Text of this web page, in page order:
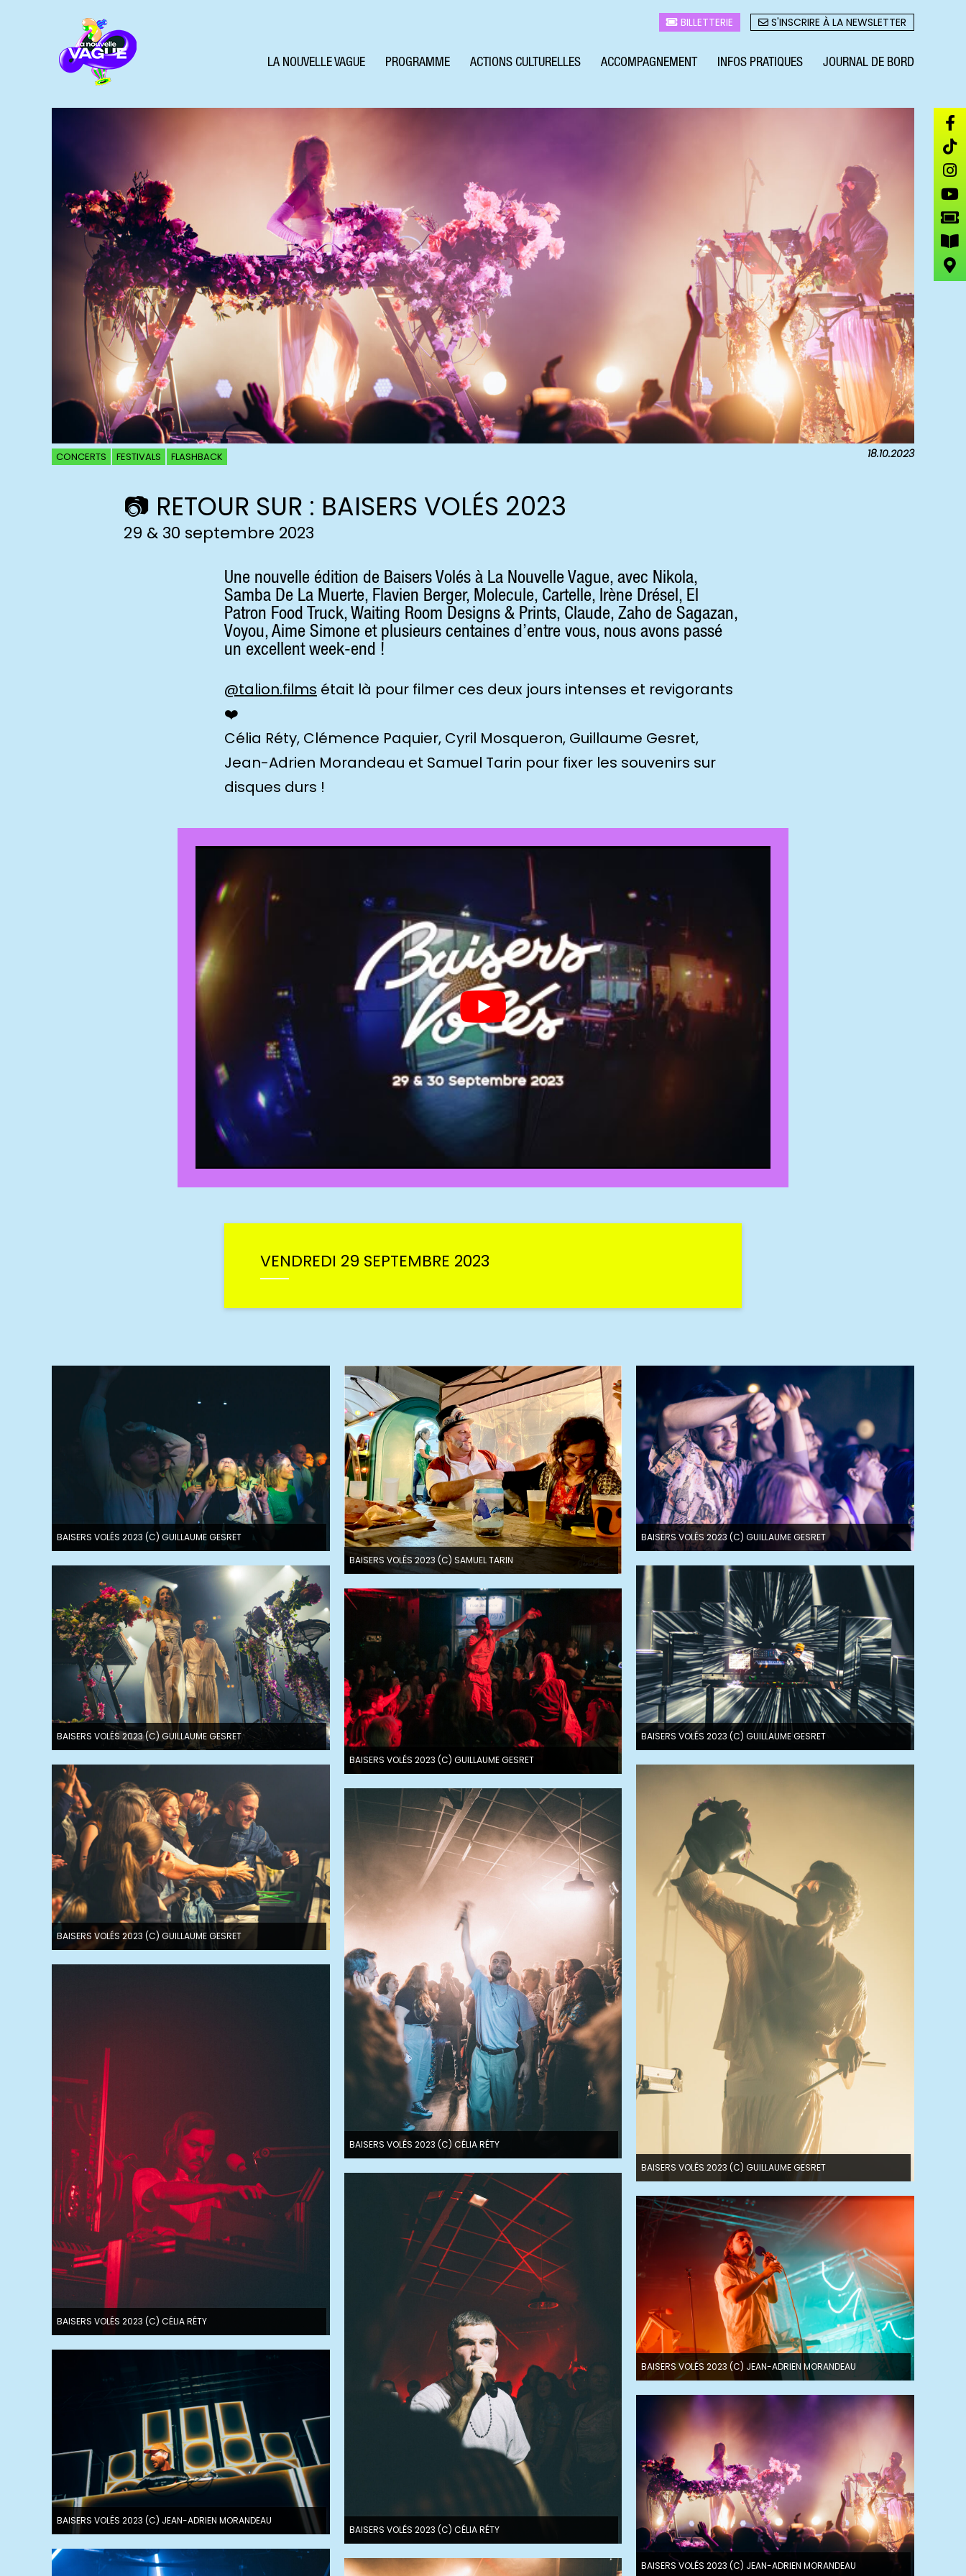
BILLETTERIE S'INSCRIRE À LA NEWSLETTER
LA NOUVELLE VAGUE PROGRAMME ACTIONS CULTURELLES ACCOMPAGNEMENT INFOS PRATIQUES JOURNAL DE BORD
CONCERTS FESTIVALS FLASHBACK 18.10.2023
📷 RETOUR SUR : BAISERS VOLÉS 2023
29 & 30 septembre 2023
Une nouvelle édition de Baisers Volés à La Nouvelle Vague, avec Nikola,
Samba De La Muerte, Flavien Berger, Molecule, Cartelle, Irène Drésel, El
Patron Food Truck, Waiting Room Designs & Prints, Claude, Zaho de Sagazan,
Voyou, Aime Simone et plusieurs centaines d’entre vous, nous avons passé
un excellent week-end !
@talion.films était là pour filmer ces deux jours intenses et revigorants
❤️
Célia Réty, Clémence Paquier, Cyril Mosqueron, Guillaume Gesret,
Jean-Adrien Morandeau et Samuel Tarin pour fixer les souvenirs sur
disques durs !
VENDREDI 29 SEPTEMBRE 2023
BAISERS VOLÉS 2023 (C) GUILLAUME GESRET
BAISERS VOLÉS 2023 (C) SAMUEL TARIN
BAISERS VOLÉS 2023 (C) GUILLAUME GESRET
BAISERS VOLÉS 2023 (C) GUILLAUME GESRET
BAISERS VOLÉS 2023 (C) GUILLAUME GESRET
BAISERS VOLÉS 2023 (C) GUILLAUME GESRET
BAISERS VOLÉS 2023 (C) GUILLAUME GESRET
BAISERS VOLÉS 2023 (C) GUILLAUME GESRET
BAISERS VOLÉS 2023 (C) CÉLIA RÉTY
BAISERS VOLÉS 2023 (C) CÉLIA RÉTY
BAISERS VOLÉS 2023 (C) CÉLIA RÉTY
BAISERS VOLÉS 2023 (C) JEAN-ADRIEN MORANDEAU
BAISERS VOLÉS 2023 (C) JEAN-ADRIEN MORANDEAU
BAISERS VOLÉS 2023 (C) JEAN-ADRIEN MORANDEAU